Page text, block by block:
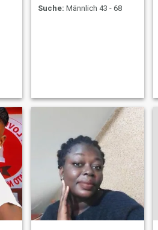
Suche: Männlich 43 - 68